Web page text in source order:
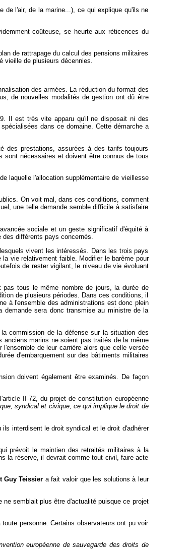
de l'air, de la marine...), ce qui explique qu'ils ne
coûteuse, se heurte aux réticences du
de rattrapage du calcul des pensions militaires
vieille de plusieurs décennies.
des armées. La réduction du format des
de nouvelles modalités de gestion ont dû être
Il est très vite apparu qu'il ne disposait ni des
dans ce domaine. Cette démarche a
des prestations, assurées à des tarifs toujours
sont nécessaires et doivent être connus de tous
laquelle l'allocation supplémentaire de vieillesse
On voit mal, dans ces conditions, comment
une telle demande semble difficile à satisfaire
sociale et un geste significatif d'équité à
différents pays concernés.
vivent les intéressés. Dans les trois pays
vie relativement faible. Modifier le barème pour
de rester vigilant, le niveau de vie évoluant
pas tous le même nombre de jours, la durée de
de plusieurs périodes. Dans ces conditions, il
à l'ensemble des administrations est donc plein
demande sera donc transmise au ministre de la
commission de la défense sur la situation des
marins ne soient pas traités de la même
de leur carrière alors que celle versée
d'embarquement sur des bâtiments militaires
doivent également être examinés. De façon
II-72, du projet de constitution européenne
syndical et civique, ce qui implique le droit de
interdisent le droit syndical et le droit d'adhérer
prévoit le maintien des retraités militaires à la
la réserve, il devrait comme tout civil, faire acte
Guy Teissier a fait valoir que les solutions à leur
semblait plus être d'actualité puisque ce projet
personne. Certains observateurs ont pu voir
européenne de sauvegarde des droits de